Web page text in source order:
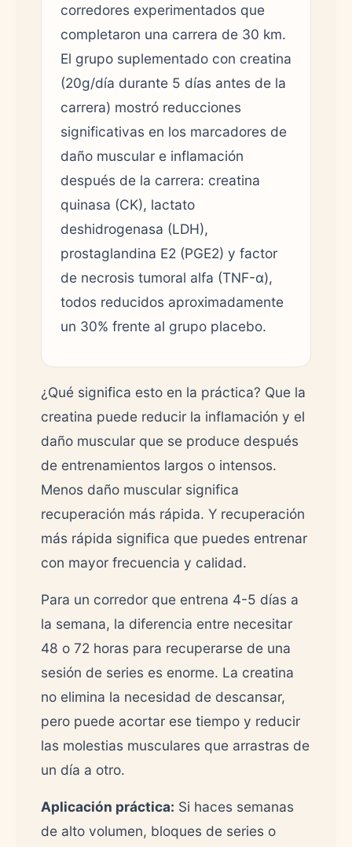
corredores experimentados que
completaron una carrera de 30 km.
El grupo suplementado con creatina
(20g/día durante 5 días antes de la
carrera) mostró reducciones
significativas en los marcadores de
daño muscular e inflamación
después de la carrera: creatina
quinasa (CK), lactato
deshidrogenasa (LDH),
prostaglandina E2 (PGE2) y factor
de necrosis tumoral alfa (TNF-α),
todos reducidos aproximadamente
un 30% frente al grupo placebo.
¿Qué significa esto en la práctica? Que la
creatina puede reducir la inflamación y el
daño muscular que se produce después
de entrenamientos largos o intensos.
Menos daño muscular significa
recuperación más rápida. Y recuperación
más rápida significa que puedes entrenar
con mayor frecuencia y calidad.
Para un corredor que entrena 4-5 días a
la semana, la diferencia entre necesitar
48 o 72 horas para recuperarse de una
sesión de series es enorme. La creatina
no elimina la necesidad de descansar,
pero puede acortar ese tiempo y reducir
las molestias musculares que arrastras de
un día a otro.
Aplicación práctica: Si haces semanas
de alto volumen, bloques de series o